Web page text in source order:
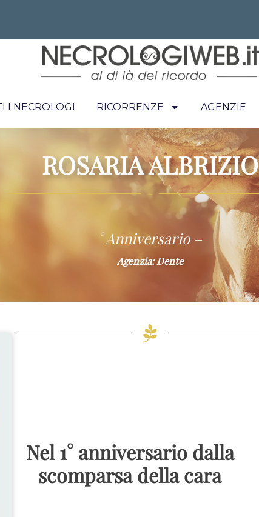
I NECROLOGI RICORRENZE AGENZIE
ROSARIA ALBRIZIO
~
° Anniversario –
Agenzia: Dente
Nel 1° anniversario dalla
scomparsa della cara